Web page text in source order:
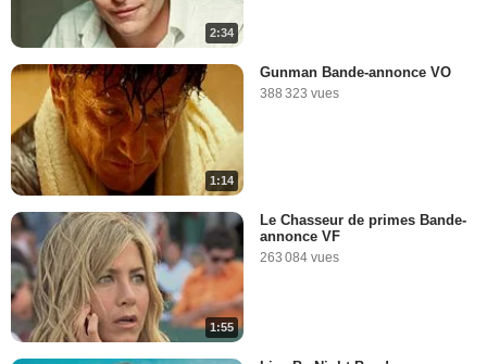
2:34
1:14
Gunman Bande-annonce VO
388 323 vues
1:55
Le Chasseur de primes Bande-
annonce VF
263 084 vues